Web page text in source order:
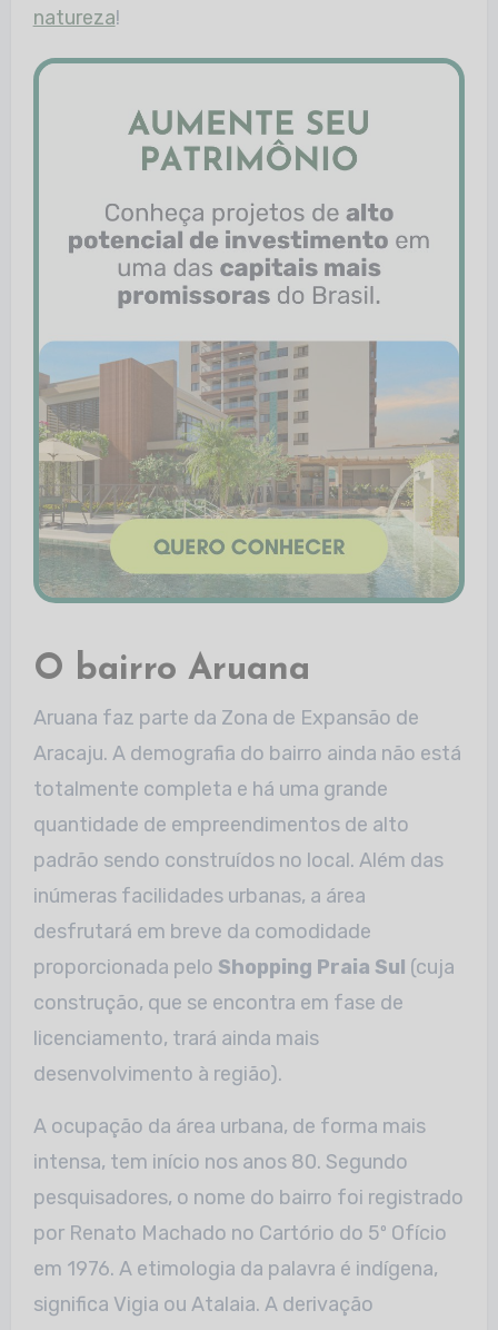
natureza!
O bairro Aruana
Aruana faz parte da Zona de Expansão de
Aracaju. A demografia do bairro ainda não está
totalmente completa e há uma grande
quantidade de empreendimentos de alto
padrão sendo construídos no local. Além das
inúmeras facilidades urbanas, a área
desfrutará em breve da comodidade
proporcionada pelo Shopping Praia Sul (cuja
construção, que se encontra em fase de
licenciamento, trará ainda mais
desenvolvimento à região).
A ocupação da área urbana, de forma mais
intensa, tem início nos anos 80. Segundo
pesquisadores, o nome do bairro foi registrado
por Renato Machado no Cartório do 5º Ofício
em 1976. A etimologia da palavra é indígena,
significa Vigia ou Atalaia. A derivação